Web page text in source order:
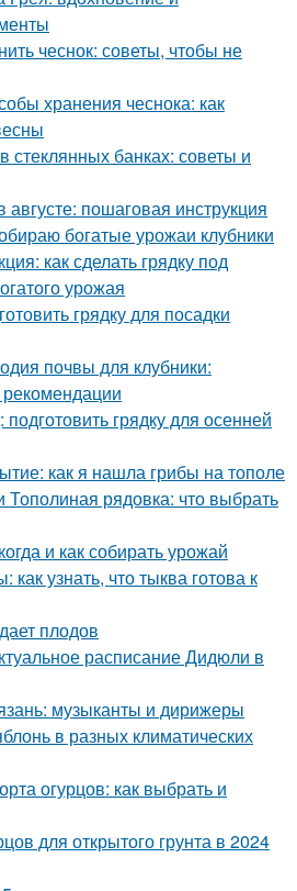
чеснок: советы, чтобы не
хранения чеснока: как
стеклянных банках: советы и
августе: пошаговая инструкция
богатые урожаи клубники
как сделать грядку под
урожая
грядку для посадки
почвы для клубники:
грядку для осенней
как я нашла грибы на тополе
Тополиная рядовка: что выбрать
и как собирать урожай
узнать, что тыква готова к
плодов
расписание Дидюли в
музыканты и дирижеры
в разных климатических
огурцов: как выбрать и
для открытого грунта в 2024